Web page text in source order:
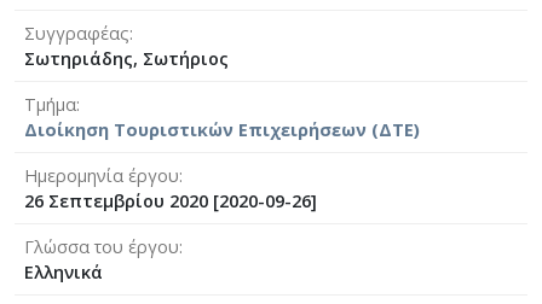
Συγγραφέας
Σωτηριάδης, Σωτήριος
Τμήμα
Διοίκηση Τουριστικών Επιχειρήσεων (ΔΤΕ)
Ημερομηνία έργου
26 Σεπτεμβρίου 2020 [2020-09-26]
Γλώσσα του έργου
Ελληνικά